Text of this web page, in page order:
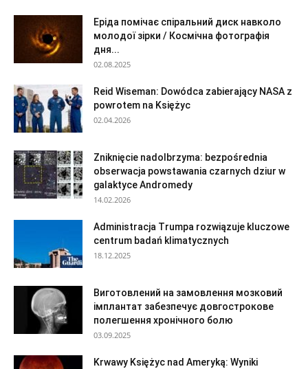
Еріда помічає спіральний диск навколо
молодої зірки / Космічна фотографія
дня...
02.08.2025
Reid Wiseman: Dowódca zabierający NASA z
powrotem na Księżyc
02.04.2026
Zniknięcie nadolbrzyma: bezpośrednia
obserwacja powstawania czarnych dziur w
galaktyce Andromedy
14.02.2026
Administracja Trumpa rozwiązuje kluczowe
centrum badań klimatycznych
18.12.2025
Виготовлений на замовлення мозковий
імплантат забезпечує довгострокове
полегшення хронічного болю
03.09.2025
Krwawy Księżyc nad Ameryką: Wyniki